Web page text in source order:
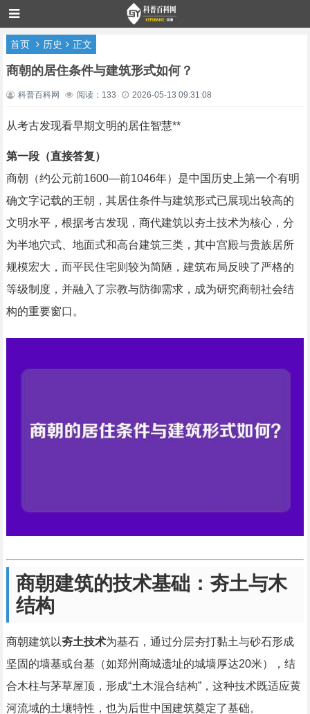
首页 历史 正文
商朝的居住条件与建筑形式如何？
科普百科网 阅读：133 2026-05-13 09:31:08
从考古发现看早期文明的居住智慧**
第一段（直接答复）
商朝（约公元前1600—前1046年）是中国历史上第一个有明
确文字记载的王朝，其居住条件与建筑形式已展现出较高的
文明水平，根据考古发现，商代建筑以夯土技术为核心，分
为半地穴式、地面式和高台建筑三类，其中宫殿与贵族居所
规模宏大，而平民住宅则较为简陋，建筑布局反映了严格的
等级制度，并融入了宗教与防御需求，成为研究商朝社会结
构的重要窗口。
商朝建筑的技术基础：夯土与木
结构
商朝建筑以夯土技术为基石，通过分层夯打黏土与砂石形成
坚固的墙基或台基（如郑州商城遗址的城墙厚达20米），结
合木柱与茅草屋顶，形成“土木混合结构”，这种技术既适应黄
河流域的土壤特性，也为后世中国建筑奠定了基础。